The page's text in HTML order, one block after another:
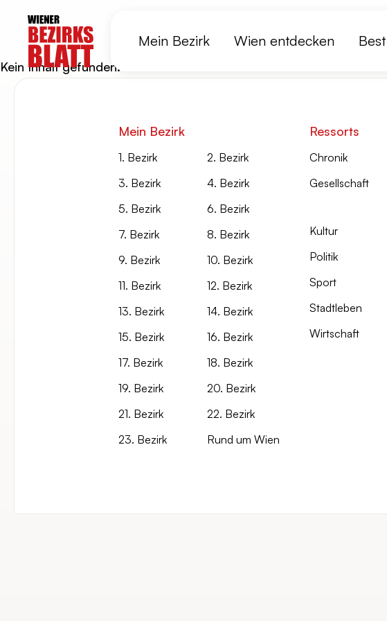
Mein Bezirk Wien entdecken
Kein Inhalt gefunden.
Mein Bezirk
1. Bezirk
2. Bezirk
3. Bezirk
4. Bezirk
5. Bezirk
6. Bezirk
7. Bezirk
8. Bezirk
9. Bezirk
10. Bezirk
11. Bezirk
12. Bezirk
13. Bezirk
14. Bezirk
15. Bezirk
16. Bezirk
17. Bezirk
18. Bezirk
19. Bezirk
20. Bezirk
21. Bezirk
22. Bezirk
23. Bezirk
Rund um Wien
Ressorts
Chronik
Gesellschaft
Kultur
Politik
Sport
Stadtleben
Wirtschaft